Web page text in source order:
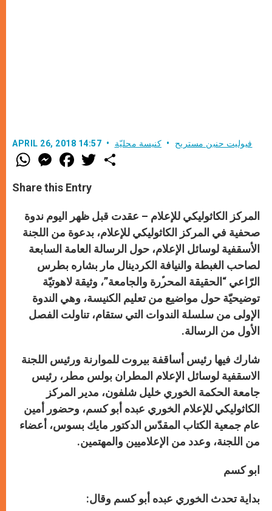
APRIL 26, 2018 14:57 فيوليت حنين مستريح كنيسة محليّة
W
h
t
s
p
p
M
e
s
e
g
e
r
F
a
e
b
o
k
w
r
Share this Entry
المركز الكاثوليكي للإعلام – عقدت قبل ظهر اليوم ندوة
صحفية في المركز الكاثوليكي للإعلام، بدعوة من اللجنة
الأسقفية لوسائل الإعلام، حول الرسالة العامة السابعة
لصاحب الغبطة والنيافة الكردينال مار بشاره بطرس
الرّاعي “الحقيقة المحرﱢرة والجامعة”، وثيقة لاهوتيّة
توضيحيّة حول مواضيع من تعليم الكنيسة، وهي الندوة
الإولى من سلسلة الندوات التي ستقام، تناولت الفصل
الأول من الرسالة.
شارك فيها رئيس أساقفة بيروت للموارنة ورئيس اللجنة
الاسقفية لوسائل الإعلام المطران بولس مطر، رئيس
جامعة الحكمة الخوري خليل شلفون، مدير المركز
الكاثوليكي للإعلام الخوري عبده أبو كسم، وحضور أمين
عام جمعية الكتاب المقدّس الدكتور مايك بسوس، أعضاء
من اللجنة، وعدد من الإعلاميين والمهتمين.
ابو كسم
بداية تحدث الخوري عبده أبو كسم وقال: